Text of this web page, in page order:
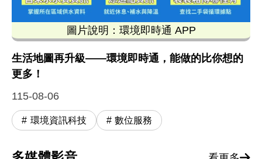
圖片說明：環境即時通 APP
生活地圖再升級——環境即時通，能做的比你想的
更多！
115-08-06
環境資訊科技 數位服務